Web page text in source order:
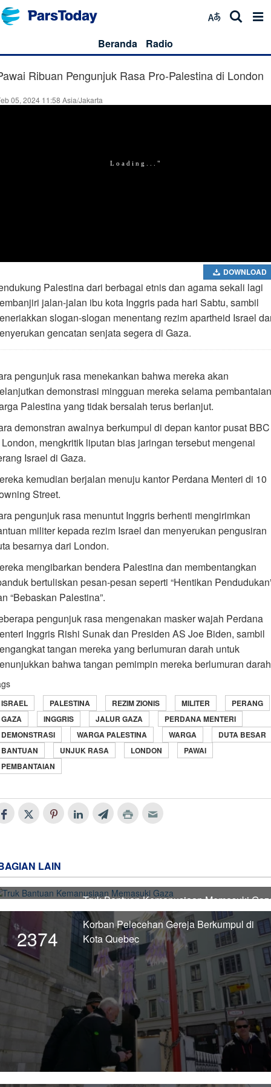
Beranda Radio
Ribuan Pengunjuk Rasa Pro-Palestina di London
05, 2024 11:58 Asia/Jakarta
DOWNLOAD
Palestina dari berbagai etnis dan agama sekali lagi
jalan-jalan ibu kota Inggris pada hari Sabtu, sambil
slogan-slogan menentang rezim apartheid Israel
gencatan senjata segera di Gaza.
pengunjuk rasa menekankan bahwa mereka akan
demonstrasi mingguan mereka selama pembantaian
Palestina yang tidak bersalah terus berlanjut.
demonstran awalnya berkumpul di depan kantor pusat BBC
mengkritik liputan bias jaringan tersebut mengenai
Israel di Gaza.
kemudian berjalan menuju kantor Perdana Menteri di 10
Street.
pengunjuk rasa menuntut Inggris berhenti mengirimkan
militer kepada rezim Israel dan menyerukan pengusiran
besarnya dari London.
mengibarkan bendera Palestina dan membentangkan
bertuliskan pesan-pesan seperti “Hentikan
“Bebaskan Palestina”.
pengunjuk rasa mengenakan masker wajah Perdana
Inggris Rishi Sunak dan Presiden AS Joe Biden, sambil
tangan mereka yang berlumuran darah untuk
bahwa tangan pemimpin mereka berlumuran
ISRAEL PALESTINA REZIM ZIONIS MILITER
PERANG
GAZA
INGGRIS JALUR GAZA
PERDANA MENTERI
DEMONSTRASI
WARGA PALESTINA WARGA
DUTA BESAR
BANTUAN
UNJUK RASA LONDON
PAWAI
PEMBANTAIAN
LAIN
2375
Truk Bantuan Kemanusiaan Memasuki
2374
Korban Pelecehan Gereja Berkumpul di
Kota Quebec